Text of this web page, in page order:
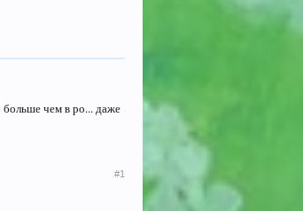
больше чем в ро... даже
#1